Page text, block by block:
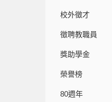
校外徵才
徵聘教職員
獎助學金
榮譽榜
80週年